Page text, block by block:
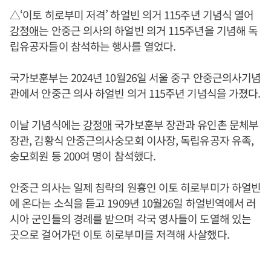
△‘이토 히로부미 저격’ 하얼빈 의거 115주년 기념식 열어
강정애는 안중근 의사의 하얼빈 의거 115주년을 기념해 독
립유공자들이 참석하는 행사를 열었다.
국가보훈부는 2024년 10월26일 서울 중구 안중근의사기념
관에서 안중근 의사 하얼빈 의거 115주년 기념식을 가졌다.
이날 기념식에는강정애 국가보훈부 장관과 유인촌 문체부
장관, 김황식 안중근의사숭모회 이사장, 독립유공자 유족,
숭모회원 등 200여 명이 참석했다.
안중근 의사는 일제 침략의 원흉인 이토 히로부미가 하얼빈
에 온다는 소식을 듣고 1909년 10월26일 하얼빈역에서 러
시아 군인들의 경례를 받으며 각국 영사들이 도열해 있는
곳으로 걸어가던 이토 히로부미를 저격해 사살했다.